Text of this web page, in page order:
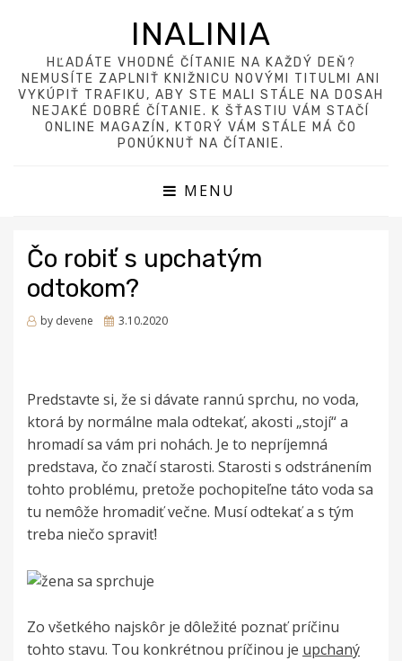
INALINIA
HĽADÁTE VHODNÉ ČÍTANIE NA KAŽDÝ DEŇ?
NEMUSÍTE ZAPLNIŤ KNIŽNICU NOVÝMI TITULMI ANI
VYKÚPIŤ TRAFIKU, ABY STE MALI STÁLE NA DOSAH
NEJAKÉ DOBRÉ ČÍTANIE. K ŠŤASTIU VÁM STAČÍ
ONLINE MAGAZÍN, KTORÝ VÁM STÁLE MÁ ČO
PONÚKNUŤ NA ČÍTANIE.
MENU
Čo robiť s upchatým
odtokom?
by devene
Posted
3.10.2020
Predstavte si, že si dávate rannú sprchu, no voda,
ktorá by normálne mala odtekať, akosti „stojí“ a
hromadí sa vám pri nohách. Je to nepríjemná
predstava, čo značí starosti. Starosti s odstránením
tohto problému, pretože pochopiteľne táto voda sa
tu nemôže hromadiť večne. Musí odtekať a s tým
treba niečo spraviť!
Zo všetkého najskôr je dôležité poznať príčinu
tohto stavu. Tou konkrétnou príčinou je upchaný